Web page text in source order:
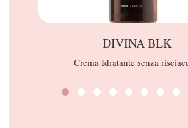
DIVINA BLK
Crema Idratante senza